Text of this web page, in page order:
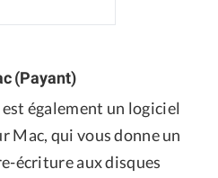
(Payant)
est également un logiciel
Mac, qui vous donne un
écriture aux disques